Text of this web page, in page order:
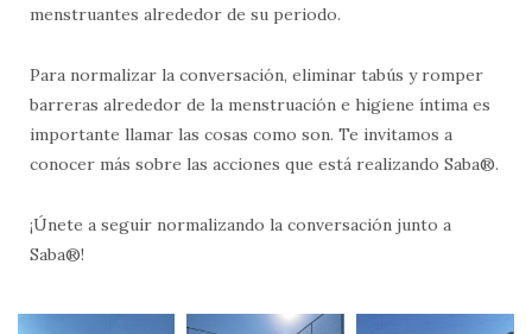
menstruantes alrededor de su periodo.
Para normalizar la conversación, eliminar tabús y romper
barreras alrededor de la menstruación e higiene íntima es
importante llamar las cosas como son. Te invitamos a
conocer más sobre las acciones que está realizando Saba®.
¡Únete a seguir normalizando la conversación junto a
Saba®!